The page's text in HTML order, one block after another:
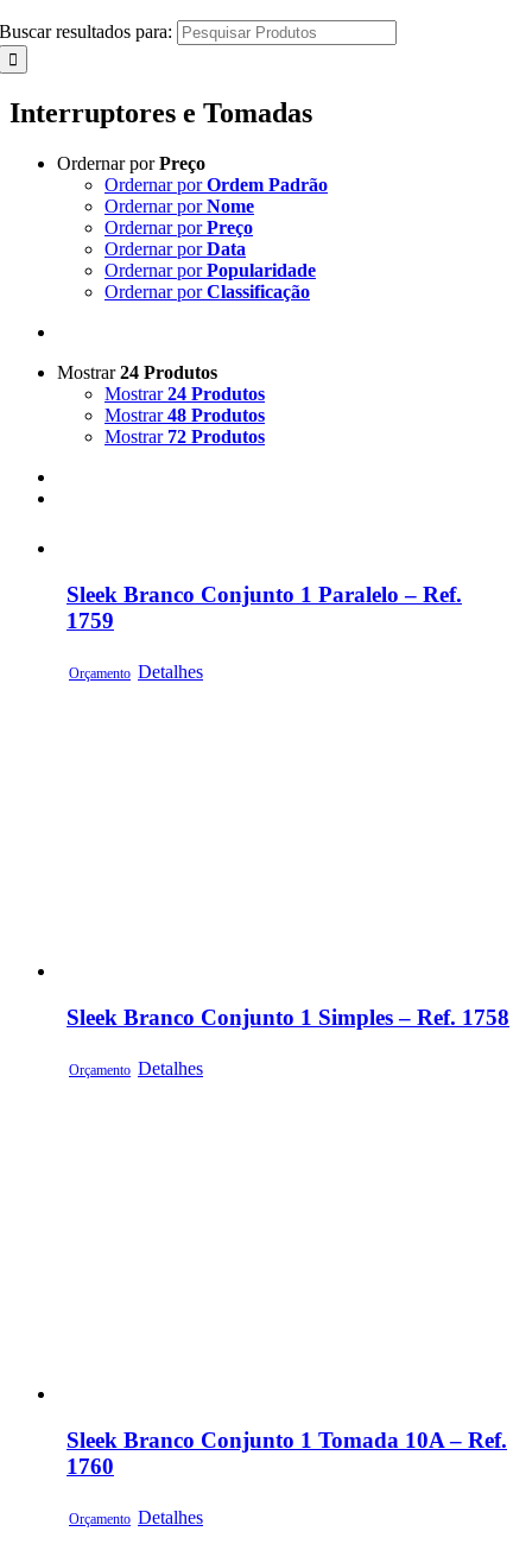
Buscar resultados para:
Interruptores e Tomadas
Ordernar porPreço
Ordernar porOrdem Padrão
Ordernar porNome
Ordernar porPreço
Ordernar porData
Ordernar porPopularidade
Ordernar porClassificação
Mostrar24 Produtos
Mostrar24 Produtos
Mostrar48 Produtos
Mostrar 72 Produtos
Sleek Branco Conjunto 1 Paralelo – Ref.
1759
Orçamento Detalhes
Sleek Branco Conjunto 1 Simples – Ref. 1758
Orçamento Detalhes
Sleek Branco Conjunto 1 Tomada 10A – Ref.
1760
Orçamento Detalhes